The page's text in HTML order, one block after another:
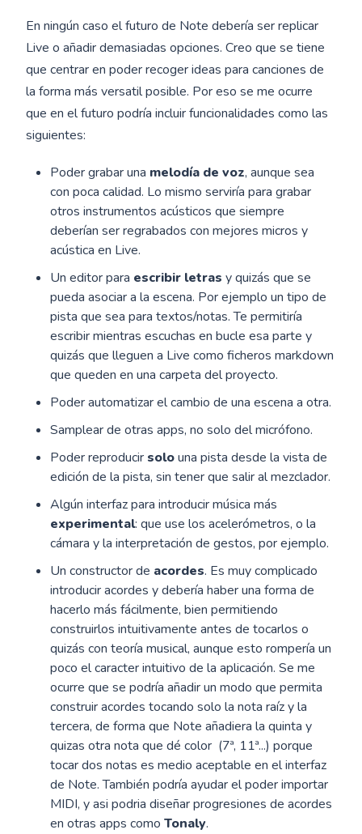
En ningún caso el futuro de Note debería ser replicar
Live o añadir demasiadas opciones. Creo que se tiene
que centrar en poder recoger ideas para canciones de
la forma más versatil posible. Por eso se me ocurre
que en el futuro podría incluir funcionalidades como las
siguientes:
Poder grabar una melodía de voz, aunque sea
con poca calidad. Lo mismo serviría para grabar
otros instrumentos acústicos que siempre
deberían ser regrabados con mejores micros y
acústica en Live.
Un editor para escribir letras y quizás que se
pueda asociar a la escena. Por ejemplo un tipo de
pista que sea para textos/notas. Te permitiría
escribir mientras escuchas en bucle esa parte y
quizás que lleguen a Live como ficheros markdown
que queden en una carpeta del proyecto.
Poder automatizar el cambio de una escena a otra.
Samplear de otras apps, no solo del micrófono.
Poder reproducir solouna pista desde la vista de
edición de la pista, sin tener que salir al mezclador.
Algún interfaz para introducir música más
experimental: que use los acelerómetros, o la
cámara y la interpretación de gestos, por ejemplo.
Un constructor de acordes. Es muy complicado
introducir acordes y debería haber una forma de
hacerlo más fácilmente, bien permitiendo
construirlos intuitivamente antes de tocarlos o
quizás con teoría musical, aunque esto rompería un
poco el caracter intuitivo de la aplicación. Se me
ocurre que se podría añadir un modo que permita
construir acordes tocando solo la nota raíz y la
tercera, de forma que Note añadiera la quinta y
quizas otra nota que dé color (7ª, 11ª...) porque
tocar dos notas es medio aceptable en el interfaz
de Note. También podría ayudar el poder importar
MIDI, y asi podria diseñar progresiones de acordes
en otras apps comoTonaly.